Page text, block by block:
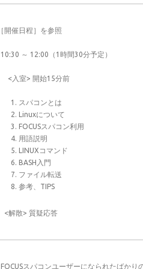
［開催日程］を参照
10:30 ～ 12:00（1時間30分予定）
<入室> 開始15分前
スパコンとは
Linuxについて
FOCUSスパコン利用
用語説明
LINUXコマンド
BASH入門
ファイル転送
参考、TIPS
<解散> 質疑応答
FOCUSスパコンユーザーになられたばかり